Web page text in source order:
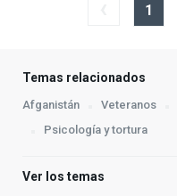
1
Temas relacionados
Afganistán Veteranos
Psicología y tortura
Ver los temas